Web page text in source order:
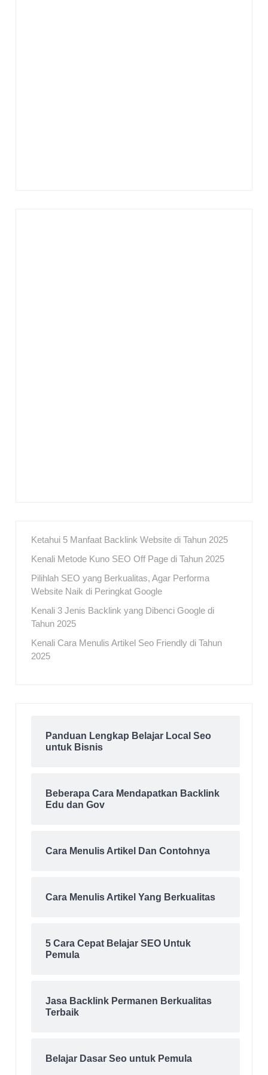
Ketahui 5 Manfaat Backlink Website di Tahun 2025
Kenali Metode Kuno SEO Off Page di Tahun 2025
Pilihlah SEO yang Berkualitas, Agar Performa
Website Naik di Peringkat Google
Kenali 3 Jenis Backlink yang Dibenci Google di
Tahun 2025
Kenali Cara Menulis Artikel Seo Friendly di Tahun
2025
Panduan Lengkap Belajar Local Seo
untuk Bisnis
Beberapa Cara Mendapatkan Backlink
Edu dan Gov
Cara Menulis Artikel Dan Contohnya
Cara Menulis Artikel Yang Berkualitas
5 Cara Cepat Belajar SEO Untuk
Pemula
Jasa Backlink Permanen Berkualitas
Terbaik
Belajar Dasar Seo untuk Pemula